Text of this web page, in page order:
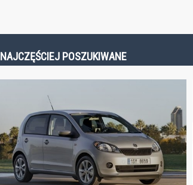
NAJCZĘŚCIEJ POSZUKIWANE